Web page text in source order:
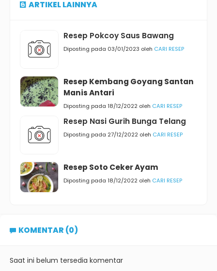
ARTIKEL LAINNYA
Resep Pokcoy Saus Bawang
Diposting pada 03/01/2023 oleh CARI RESEP
Resep Kembang Goyang Santan
Manis Antari
Diposting pada 18/12/2022 oleh CARI RESEP
Resep Nasi Gurih Bunga Telang
Diposting pada 27/12/2022 oleh CARI RESEP
Resep Soto Ceker Ayam
Diposting pada 18/12/2022 oleh CARI RESEP
KOMENTAR (0)
Saat ini belum tersedia komentar